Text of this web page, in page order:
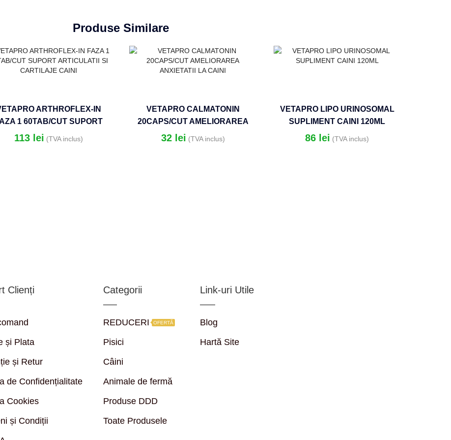
Produse Similare
ARTHROFLEX-IN
1 60TAB/CUT SUPORT
ARTICULATII SI CARTILAJE
113 lei (TVA inclus)
VETAPRO CALMATONIN
20CAPS/CUT AMELIORAREA
ANXIETATII LA CAINI
32 lei (TVA inclus)
VETAPRO LIPO URINOSOMAL
SUPLIMENT CAINI 120ML
86 lei (TVA inclus)
Clienți
și Plata
și Retur
de Confidențialitate
Cookies
și Condiții
Categorii
REDUCERI OFERTĂ
Pisici
Câini
Animale de fermă
Produse DDD
Toate Produsele
Link-uri Utile
Blog
Hartă Site